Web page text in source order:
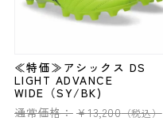
≪特価≫アシックス DS
LIGHT ADVANCE
WIDE（SY/BK)
通常価格： ¥13,200（税込）